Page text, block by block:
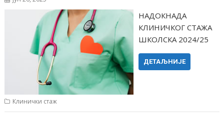
НАДОКНАДА
КЛИНИЧКОГ СТАЖА
ШКОЛСКА 2024/25
ДЕТАЉНИЈЕ
Клинички стаж